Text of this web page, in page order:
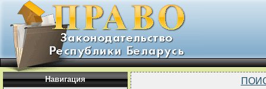
Навигация